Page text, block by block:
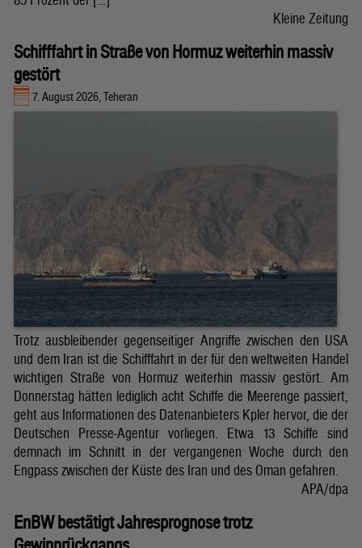
Kleine Zeitung
Schifffahrt in Straße von Hormuz weiterhin massiv
gestört
7. August 2026, Teheran
Trotz ausbleibender gegenseitiger Angriffe zwischen den USA
und dem Iran ist die Schifffahrt in der für den weltweiten Handel
wichtigen Straße von Hormuz weiterhin massiv gestört. Am
Donnerstag hätten lediglich acht Schiffe die Meerenge passiert,
geht aus Informationen des Datenanbieters Kpler hervor, die der
Deutschen Presse-Agentur vorliegen. Etwa 13 Schiffe sind
demnach im Schnitt in der vergangenen Woche durch den
Engpass zwischen der Küste des Iran und des Oman gefahren.
APA/dpa
EnBW bestätigt Jahresprognose trotz